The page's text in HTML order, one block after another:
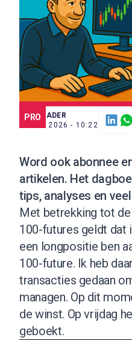
PRO
SCE TRADER
2 MRT. 2026 - 10:22
Word ook abonnee
artikelen. Het
tips, analyses en
Met betrekking tot
100-futures geldt dat
een longpositie ben
100-future. Ik heb
transacties gedaan
managen. Op dit
de winst. Op vrijdag
geboekt.